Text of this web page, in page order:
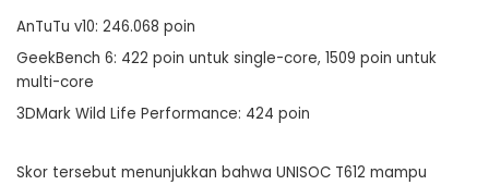
AnTuTu v10: 246.068 poin
GeekBench 6: 422 poin untuk single-core, 1509 poin untuk
multi-core
3DMark Wild Life Performance: 424 poin
Skor tersebut menunjukkan bahwa UNISOC T612 mampu